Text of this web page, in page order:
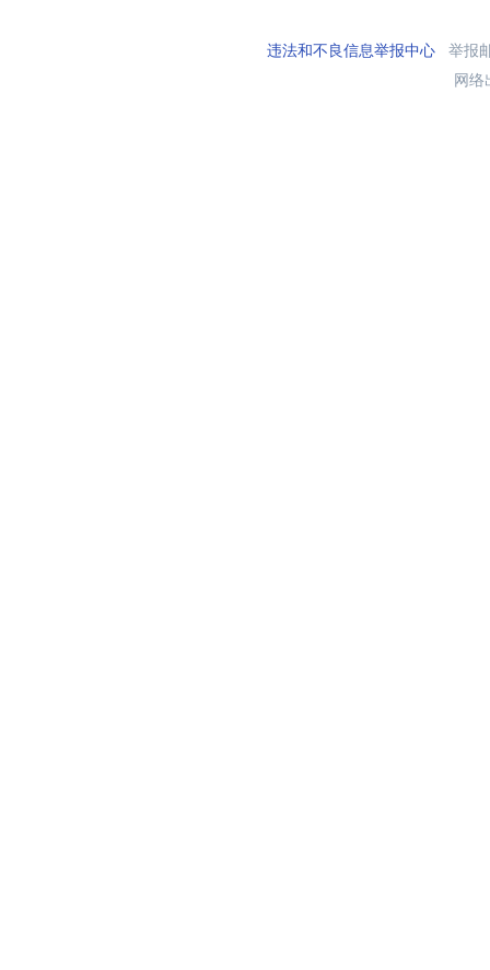
违法和不良信息举报中心举报
网